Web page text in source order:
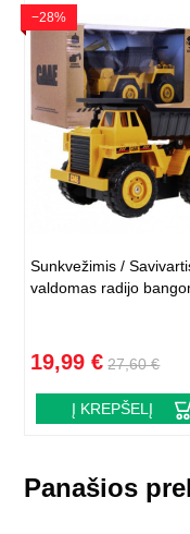
−28%
Sunkvežimis /
valdomas radijo
19,99 € 27,60 €
Į KREPŠELĮ
Panašios